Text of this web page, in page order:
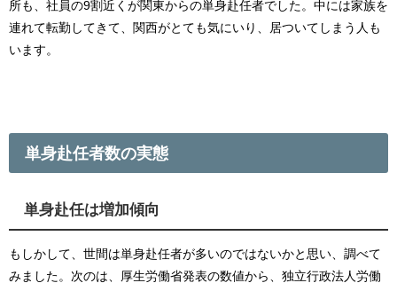
所も、社員の9割近くが関東からの単身赴任者でした。中には家族を
連れて転勤してきて、関西がとても気にいり、居ついてしまう人も
います。
単身赴任者数の実態
単身赴任は増加傾向
もしかして、世間は単身赴任者が多いのではないかと思い、調べて
みました。次のは、厚生労働省発表の数値から、独立行政法人労働